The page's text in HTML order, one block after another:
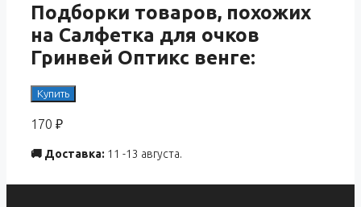
Подборки товаров, похожих
на Салфетка для очков
Гринвей Оптикс венге:
Купить
170 ₽
🚚 Доставка: 11 -13 августа.